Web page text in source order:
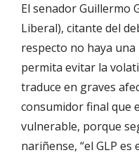
El senador Guillermo
Liberal), citante del
respecto no haya
permita evitar la
traduce en graves
consumidor final que
vulnerable, porque
nariñense, “el GLP